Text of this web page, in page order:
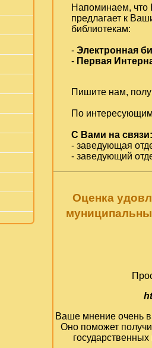
Напоминаем, что
предлагает к
библиотекам:
- Электронная
- Первая
Пишите нам,
По
С Вами на связи:
- заведующая
- заведующий
Оценка
Ваше мнение очень
Оно поможет